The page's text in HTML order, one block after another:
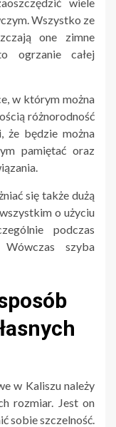
Wszystko ze
one zimne
ogrzanie całej
w którym można
różnorodność
że będzie można
pamiętać oraz
się także dużą
o użyciu
podczas
szyba
w Kaliszu należy
rozmiar. Jest on
sobie szczelność.